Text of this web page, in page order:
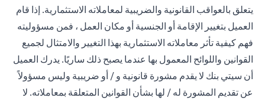
يتعلق بالعواقب القانونية والضريبية لمعاملاته الاستثمارية. إذا قام
العميل بتغيير الإقامة أو الجنسية أو مكان العمل ، فمن مسؤوليته
فهم كيفية تأثر معاملاته الاستثمارية بهذا التغيير والامتثال لجميع
القوانين واللوائح المعمول بها عندما يصبح ذلك ساريًا. يدرك العميل
أن سيتي بنك لا يقدم مشورة قانونية و / أو ضريبية وليس مسؤولاً
عن تقديم المشورة له / لها بشأن القوانين المتعلقة بمعاملاته. لا